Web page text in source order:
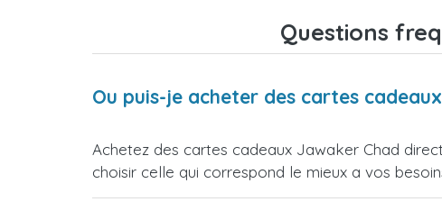
Questions
Ou puis-je acheter des cartes
Achetez des cartes cadeaux Jawaker Chad
choisir celle qui correspond le mieux a vos